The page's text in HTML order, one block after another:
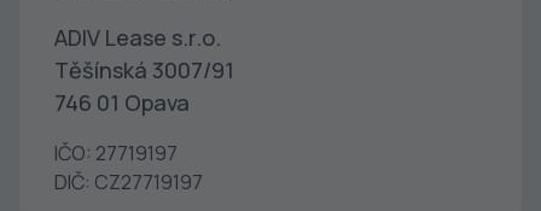
ADIV Lease s.r.o.
Těšínská 3007/91
746 01 Opava
IČO: 27719197
DIČ: CZ27719197